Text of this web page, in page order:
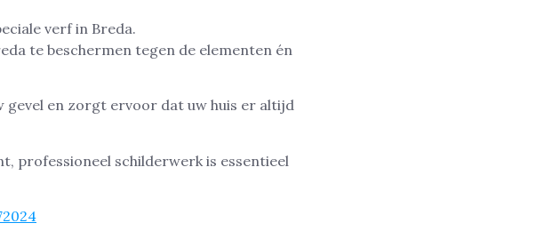
te beschermen tegen de elementen én
gevel en zorgt ervoor dat uw huis er altijd
professioneel schilderwerk is essentieel